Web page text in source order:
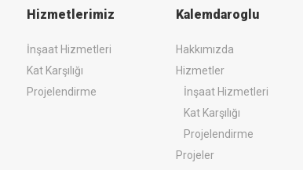
Hizmetlerimiz
İnşaat Hizmetleri
Kat Karşılığı
Projelendirme
Kalemdaroglu
Hakkımızda
Hizmetler
İnşaat Hizmetleri
Kat Karşılığı
Projelendirme
Projeler